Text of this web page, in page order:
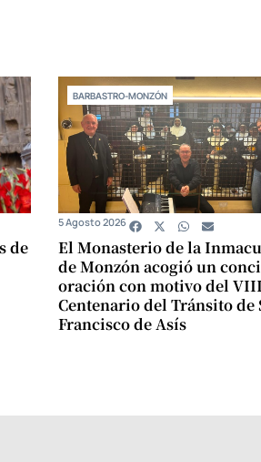
de
BARBASTRO-MONZÓN
El Monasterio de la
de Monzón acogió un
oración con motivo del VIII
Centenario del Tránsito de
Francisco de Asís
5 Agosto 2026